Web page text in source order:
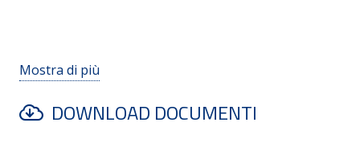
Mostra di più
DOWNLOAD DOCUMENTI